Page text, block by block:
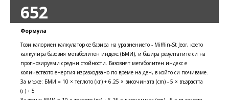
652
Формула
Този калориен калкулатор се базира на уравнението - Mifflin-St Jeor, което
калкулира базовия метаболитен индекс (БМИ), и базира резултатите си на
прогнозируеми средни стойности. Базовият метаболитен индекс е
количеството енергия изразходвано по време на ден, в който си почиваме.
За мъже: БМИ = 10 × теглото (кг) + 6.25 × височината (cm) - 5 × възрастта
(г) + 5